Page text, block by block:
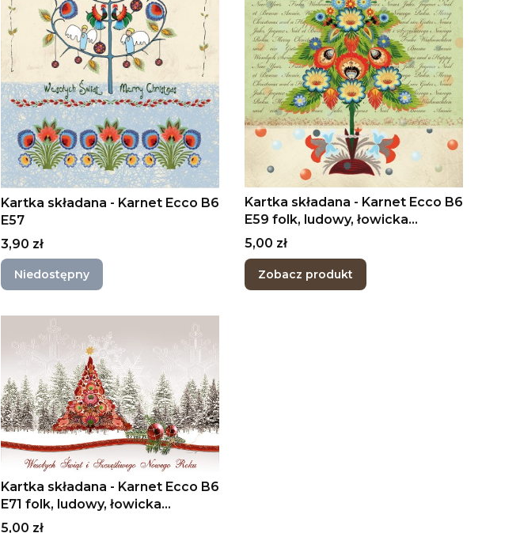
Kartka składana - Karnet Ecco B6
E57
Cena
3,90 zł
Niedostępny
Kartka składana - Karnet Ecco B6
E59 folk, ludowy, łowicka
wycinanka, Boże Narodzenie
Cena
5,00 zł
Zobacz produkt
Kartka składana - Karnet Ecco B6
E71 folk, ludowy, łowicka
wycinanka, Boże Narodzenie
Cena
5,00 zł